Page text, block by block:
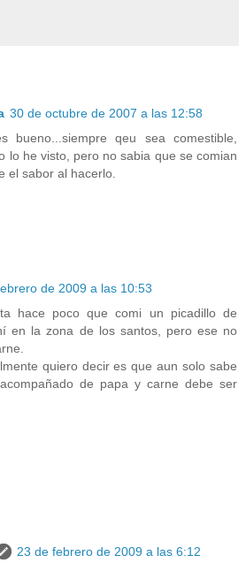
30 de octubre de 2007 a las 12:58
bueno...siempre qeu sea comestible,
lo he visto, pero no sabia que se comian
el sabor al hacerlo.
de 2009 a las 10:53
hace poco que comi un picadillo de
en la zona de los santos, pero ese no
quiero decir es que aun solo sabe
de papa y carne debe ser
23 de febrero de 2009 a las 6:12